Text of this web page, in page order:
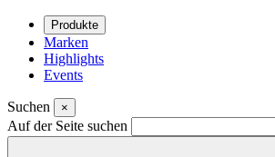
Produkte
Marken
Highlights
Events
Suchen ×
Auf der Seite suchen